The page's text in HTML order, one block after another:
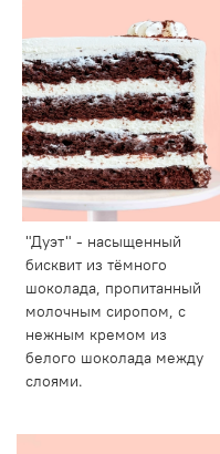
"Дуэт" - насыщенный
бисквит из тёмного
шоколада, пропитанный
молочным сиропом, с
нежным кремом из
белого шоколада между
слоями.